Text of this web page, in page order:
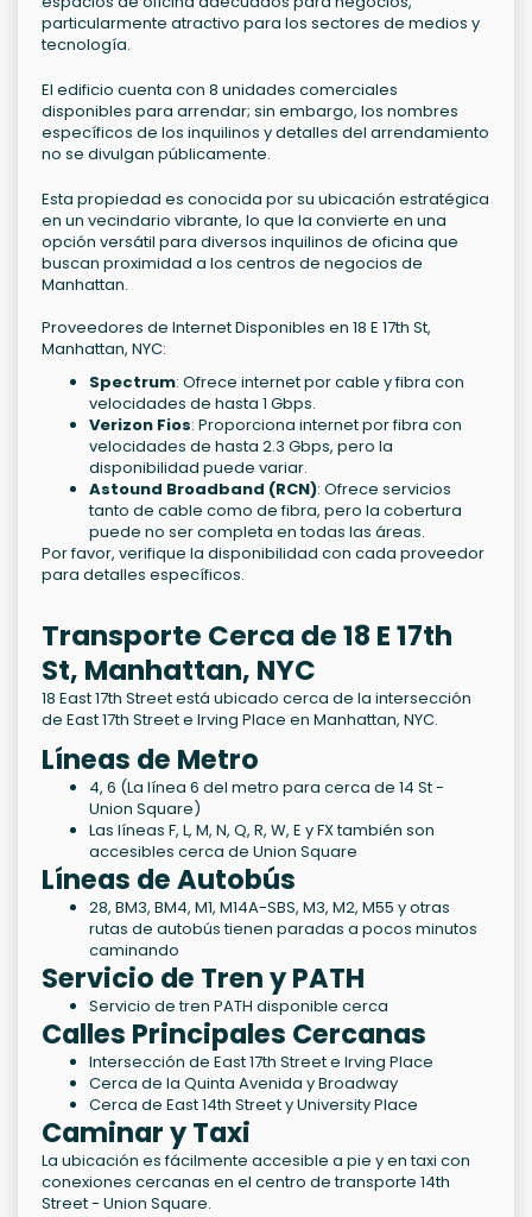
particularmente atractivo para los sectores de medios y
tecnología.
El edificio cuenta con 8 unidades comerciales
disponibles para arrendar; sin embargo, los nombres
específicos de los inquilinos y detalles del arrendamiento
no se divulgan públicamente.
Esta propiedad es conocida por su ubicación estratégica
en un vecindario vibrante, lo que la convierte en una
opción versátil para diversos inquilinos de oficina que
buscan proximidad a los centros de negocios de
Manhattan.
Proveedores de Internet Disponibles en 18 E 17th St,
Manhattan, NYC:
Spectrum: Ofrece internet por cable y fibra con
velocidades de hasta 1 Gbps.
Verizon Fios: Proporciona internet por fibra con
velocidades de hasta 2.3 Gbps, pero la
disponibilidad puede variar.
Astound Broadband (RCN): Ofrece servicios
tanto de cable como de fibra, pero la cobertura
puede no ser completa en todas las áreas.
Por favor, verifique la disponibilidad con cada proveedor
para detalles específicos.
Transporte Cerca de 18 E 17th
St, Manhattan, NYC
18 East 17th Street está ubicado cerca de la intersección
de East 17th Street e Irving Place en Manhattan, NYC.
Líneas de Metro
4, 6 (La línea 6 del metro para cerca de 14 St -
Union Square)
Las líneas F, L, M, N, Q, R, W, E y FX también son
accesibles cerca de Union Square
Líneas de Autobús
28, BM3, BM4, M1, M14A-SBS, M3, M2, M55 y otras
rutas de autobús tienen paradas a pocos minutos
caminando
Servicio de Tren y PATH
Servicio de tren PATH disponible cerca
Calles Principales Cercanas
Intersección de East 17th Street e Irving Place
Cerca de la Quinta Avenida y Broadway
Cerca de East 14th Street y University Place
Caminar y Taxi
La ubicación es fácilmente accesible a pie y en taxi con
conexiones cercanas en el centro de transporte 14th
Street - Union Square.